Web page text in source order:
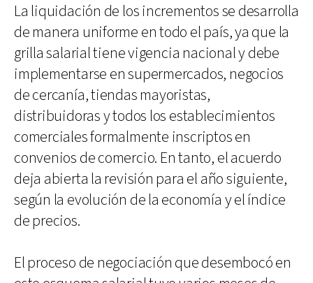
La liquidación de los incrementos se desarrolla
de manera uniforme en todo el país, ya que la
grilla salarial tiene vigencia nacional y debe
implementarse en supermercados, negocios
de cercanía, tiendas mayoristas,
distribuidoras y todos los establecimientos
comerciales formalmente inscriptos en
convenios de comercio. En tanto, el acuerdo
deja abierta la revisión para el año siguiente,
según la evolución de la economía y el índice
de precios.
El proceso de negociación que desembocó en